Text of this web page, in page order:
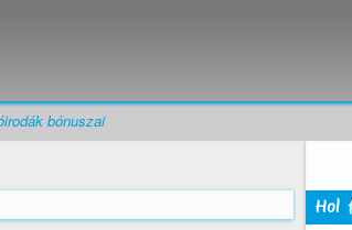
bónuszai
Hol